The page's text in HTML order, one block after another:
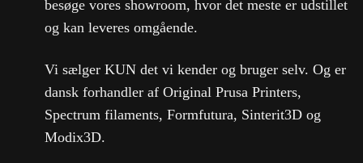
besøge vores showroom, hvor det meste er udstillet
og kan leveres omgående.
Vi sælger KUN det vi kender og bruger selv. Og er
dansk forhandler af Original Prusa Printers,
Spectrum filaments, Formfutura, Sinterit3D og
Modix3D.